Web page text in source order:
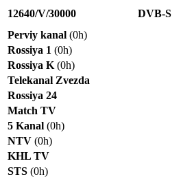
12640/V/30000
DVB-S
Perviy kanal (0h)
Rossiya 1 (0h)
Rossiya K (0h)
Telekanal Zvezda
Rossiya 24
Match TV
5 Kanal (0h)
NTV (0h)
KHL TV
STS (0h)